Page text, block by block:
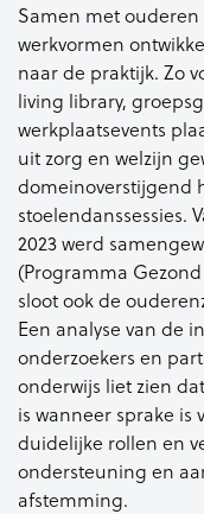
Samen met
werkvormen
naar de praktijk. Zo
living library,
werkplaatsevents
uit zorg en welzijn
domeinoverstijgend
stoelendanssessies.
2023 werd
(Programma
sloot ook de
Een analyse van de
onderzoekers en
onderwijs liet zien
is wanneer sprake
duidelijke rollen en
ondersteuning en
afstemming.